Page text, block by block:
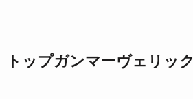
トップガンマーヴェリック